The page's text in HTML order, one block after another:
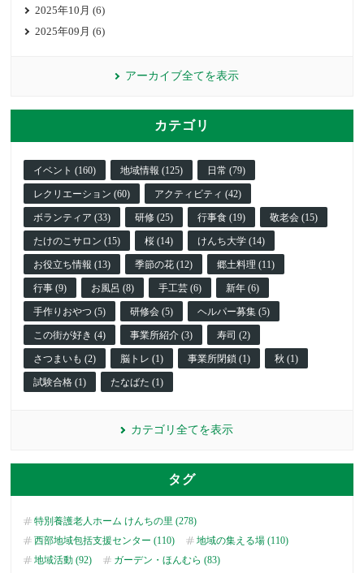
2025年10月 (6)
2025年09月 (6)
アーカイブ全てを表示
カテゴリ
イベント (160) 地域情報 (125) 日常 (79)
レクリエーション (60) アクティビティ (42)
ボランティア (33) 研修 (25) 行事食 (19) 敬老会 (15)
たけのこサロン (15) 桜 (14) けんち大学 (14)
お役立ち情報 (13) 季節の花 (12) 郷土料理 (11)
行事 (9) お風呂 (8) 手工芸 (6) 新年 (6)
手作りおやつ (5) 研修会 (5) ヘルパー募集 (5)
この街が好き (4) 事業所紹介 (3) 寿司 (2)
さつまいも (2) 脳トレ (1) 事業所閉鎖 (1) 秋 (1)
試験合格 (1) たなばた (1)
カテゴリ全てを表示
タグ
特別養護老人ホーム けんちの里 (278)
西部地域包括支援センター (110)
地域の集える場 (110)
地域活動 (92)
ガーデン・ほんむら (83)